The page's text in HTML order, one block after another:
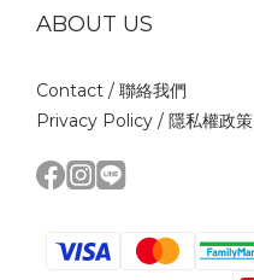
ABOUT US
Contact / 聯絡我們
Privacy Policy / 隱私權政策